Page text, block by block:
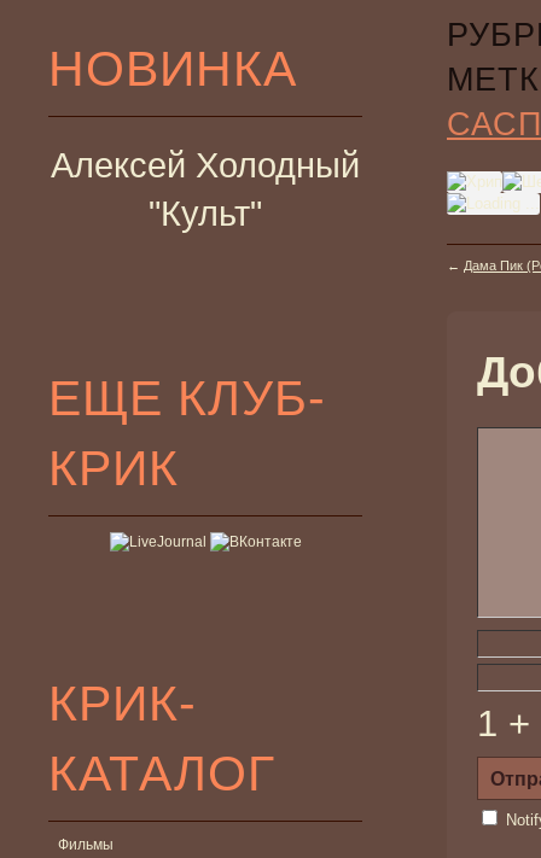
НОВИНКА
Алексей Холодный
"Культ"
ЕЩЕ КЛУБ-
КРИК
КРИК-
КАТАЛОГ
Фильмы
← Дама Пик
1